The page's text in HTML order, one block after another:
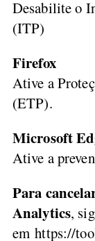
Desabilite o
(ITP)
Firefox
Ative a
(ETP).
Microsoft
Ative a
Para
Analytics,
em https://